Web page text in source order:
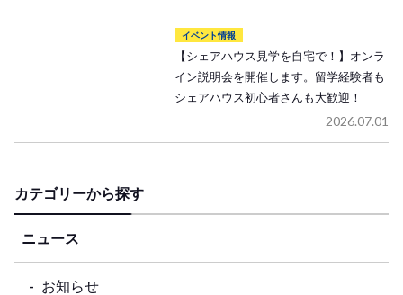
イベント情報
【シェアハウス見学を自宅で！】オンラ
イン説明会を開催します。留学経験者も
シェアハウス初心者さんも大歓迎！
2026.07.01
カテゴリーから探す
ニュース
お知らせ